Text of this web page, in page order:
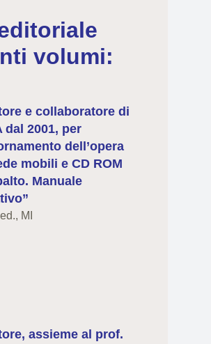
volumi:
e collaboratore di
dal 2001, per
dell’opera
mobili e CD ROM
Manuale
MI
assieme al prof.